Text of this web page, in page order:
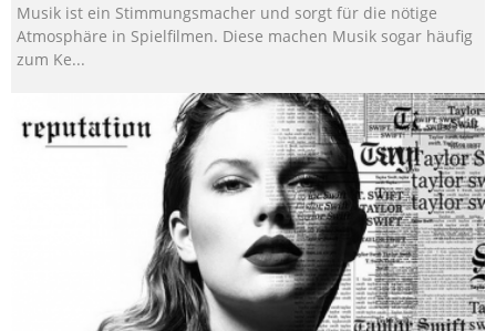
Musik ist ein Stimmungsmacher und sorgt für die nötige
Atmosphäre in Spielfilmen. Diese machen Musik sogar häufig
zum Ke...